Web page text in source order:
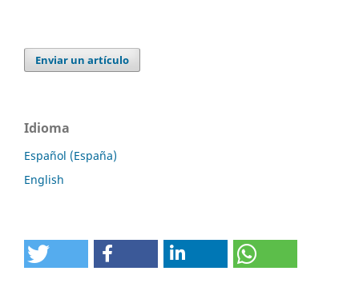
Enviar un artículo
Idioma
Español (España)
English